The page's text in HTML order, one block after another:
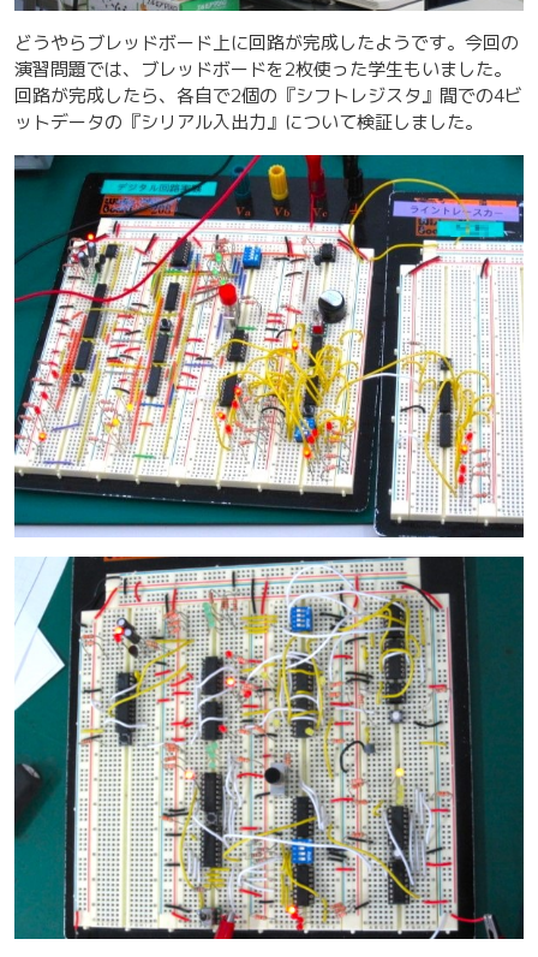
どうやらブレッドボード上に回路が完成したようです。今回の
演習問題では、ブレッドボードを2枚使った学生もいました。
回路が完成したら、各自で2個の『シフトレジスタ』間での4ビ
ットデータの『シリアル入出力』について検証しました。